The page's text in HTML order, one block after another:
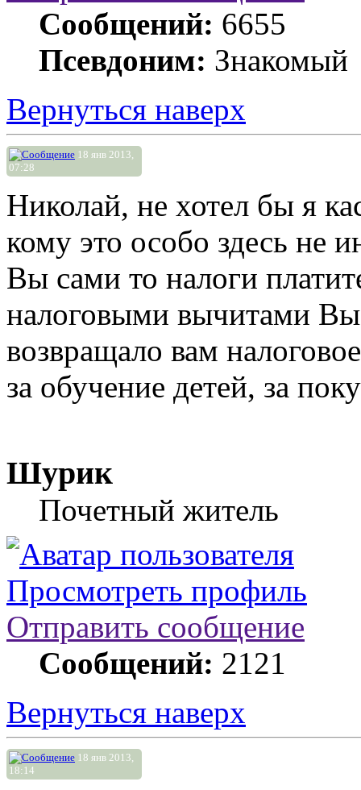
Сообщений: 6655
Псевдоним: Знакомый
Вернуться наверх
18 янв 2013,
07:28
Николай, не хотел бы я
кому это особо здесь не
Вы сами то налоги
налоговыми вычитами Вы
возвращало вам
за обучение детей, за
Шурик
Почетный житель
Просмотреть профиль
Отправить сообщение
Сообщений: 2121
Вернуться наверх
18 янв 2013,
18:14